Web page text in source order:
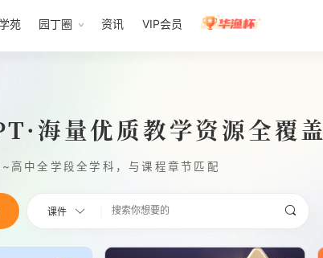
苑 园丁圈 资讯 VIP会员
海量优质教学资源全覆盖
高中全学段全学科，与课程章节匹配
课件